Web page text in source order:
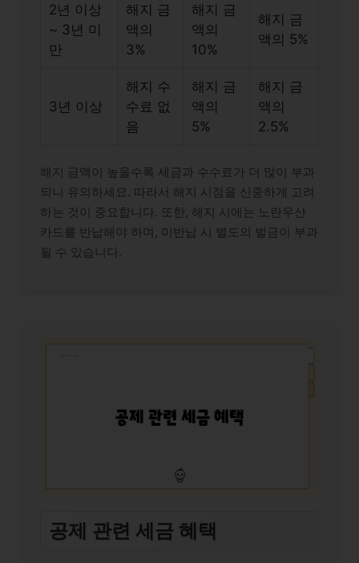
2년 이상
~ 3년 미
만
해지 금
액의
3%
해지 금
액의
10%
해지 금
액의 5%
3년 이상
해지 수
수료 없
음
해지 금
액의
5%
해지 금
액의
2.5%
해지 금액이 높을수록 세금과 수수료가 더 많이 부과
되니 유의하세요. 따라서 해지 시점을 신중하게 고려
하는 것이 중요합니다. 또한, 해지 시에는 노란우산
카드를 반납해야 하며, 미반납 시 별도의 벌금이 부과
될 수 있습니다.
공제 관련 세금 혜택